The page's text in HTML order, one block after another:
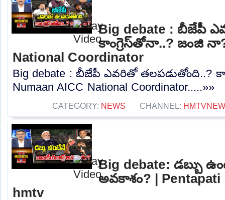
Big debate : బీజేపీ
కాంగ్రెస్‌తోనా..? జంజి
National Coordinator
Big debate : బీజేపీ ఎవరితో తలపడుతోంది..?
Numaan AICC National Coordinator.....»»
CATEGORY: NEWS CHANNEL:
Big debate: డబ్బు
అవకాశం? | Pentapati
hmtv